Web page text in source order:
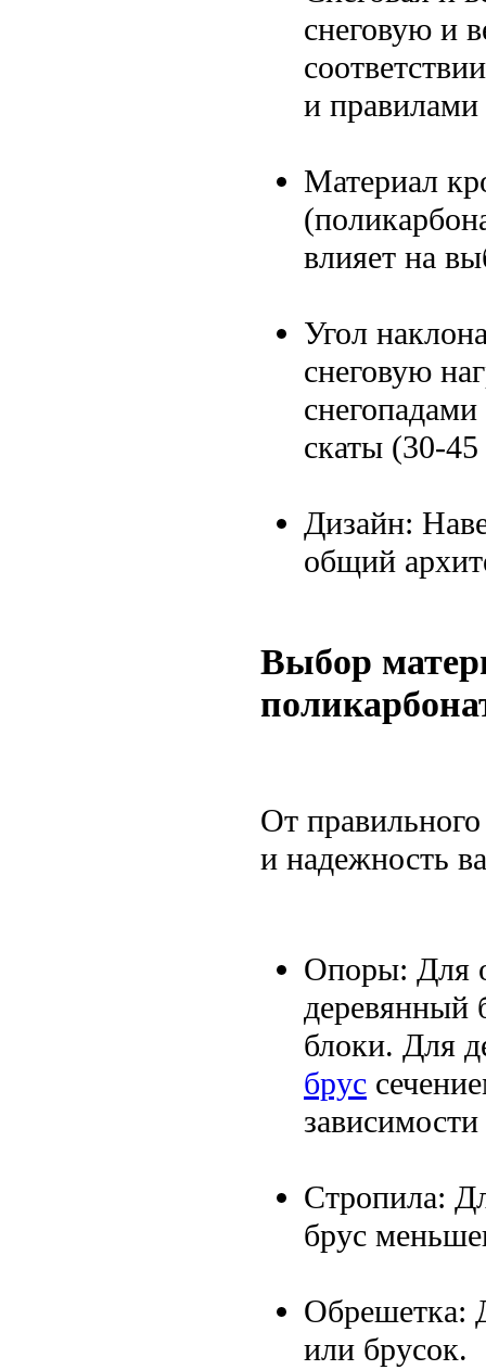
снеговую и
и
Материал
влияет на
Угол
снеговую
скаты (30-45
Дизайн:
общий
Выбор
От
и надежность
Опоры: Для
деревянный
блоки. Для
брус
Стропила:
брус
Обрешетка:
или брусок.